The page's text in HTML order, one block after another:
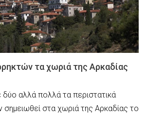
τα χωριά της Αρκαδίας
δύο αλλά πολλά τα περιστατικά
στα χωριά της Αρκαδίας το